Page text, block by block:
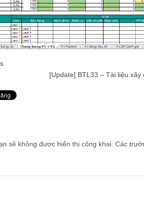
[Update] BTL33 – Tài liệu
sẽ không được hiển thị công khai. Các